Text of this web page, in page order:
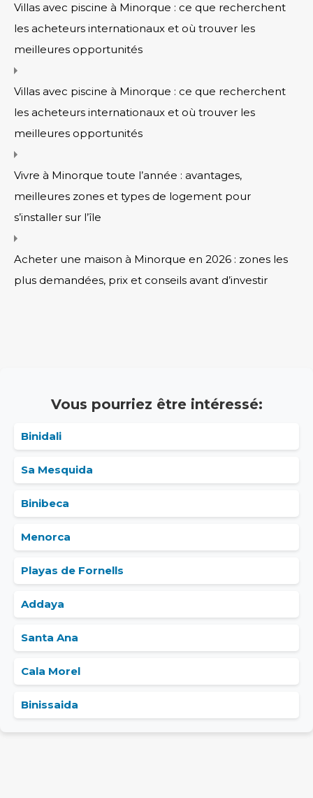
Villas avec piscine à Minorque : ce que recherchent
les acheteurs internationaux et où trouver les
meilleures opportunités
Villas avec piscine à Minorque : ce que recherchent
les acheteurs internationaux et où trouver les
meilleures opportunités
Vivre à Minorque toute l’année : avantages,
meilleures zones et types de logement pour
s’installer sur l’île
Acheter une maison à Minorque en 2026 : zones les
plus demandées, prix et conseils avant d’investir
Vous pourriez être intéressé:
Binidali
Sa Mesquida
Binibeca
Menorca
Playas de Fornells
Addaya
Santa Ana
Cala Morel
Binissaida